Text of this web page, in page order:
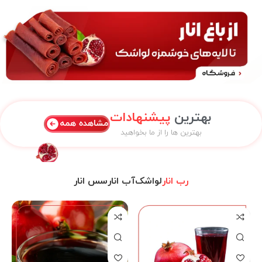
بهترین پیشنهادات
بهترین ها را از ما بخواهید
مشاهده همه
رب انارلواشکآب انارسس انار